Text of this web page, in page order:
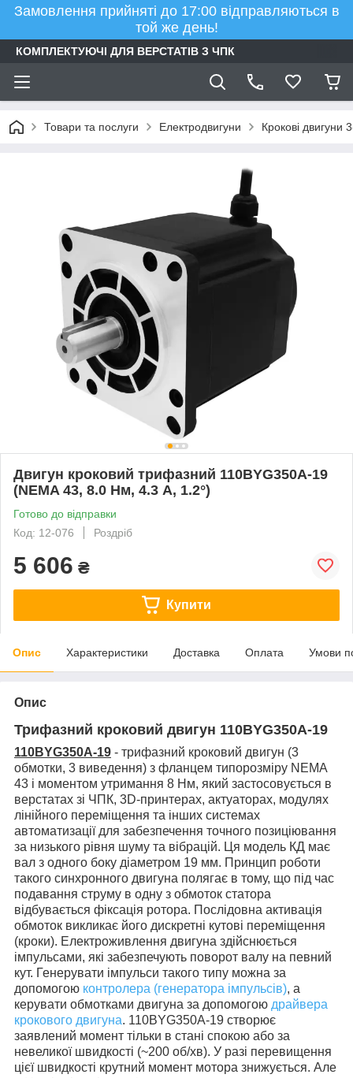
Замовлення прийняті до 17:00 відправляються в
той же день!
КОМПЛЕКТУЮЧІ ДЛЯ ВЕРСТАТІВ З ЧПК
Товари та послуги Електродвигуни Крокові двигуни
Двигун кроковий трифазний 110BYG350А-19
(NEMA 43, 8.0 Нм, 4.3 А, 1.2°)
Готово до відправки
Код: 12-076
Роздріб
5 606 ₴
Купити
Опис Характеристики Доставка Оплата Умови
Опис
Трифазний кроковий двигун 110BYG350А-19
110BYG350А-19 - трифазний кроковий двигун (3
обмотки, 3 виведення) з фланцем типорозміру NEMA
43 і моментом утримання 8 Нм, який застосовується в
верстатах зі ЧПК, 3D-принтерах, актуаторах, модулях
лінійного переміщення та інших системах
автоматизації для забезпечення точного позиціювання
за низького рівня шуму та вібрацій. Ця модель КД має
вал з одного боку діаметром 19 мм. Принцип роботи
такого синхронного двигуна полягає в тому, що під час
подавання струму в одну з обмоток статора
відбувається фіксація ротора. Послідовна активація
обмоток викликає його дискретні кутові переміщення
(кроки). Електроживлення двигуна здійснюється
імпульсами, які забезпечують поворот валу на певний
кут. Генерувати імпульси такого типу можна за
допомогою контролера (генератора імпульсів), а
керувати обмотками двигуна за допомогою драйвера
крокового двигуна. 110BYG350А-19 створює
заявлений момент тільки в стані спокою або за
невеликої швидкості (~200 об/хв). У разі перевищення
цієї швидкості крутний момент мотора знижується. Але